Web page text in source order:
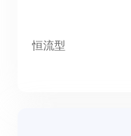
恒流型